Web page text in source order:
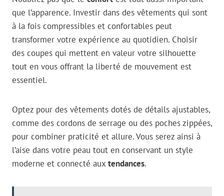
que l’apparence. Investir dans des vêtements qui sont
à la fois compressibles et confortables peut
transformer votre expérience au quotidien. Choisir
des coupes qui mettent en valeur votre silhouette
tout en vous offrant la liberté de mouvement est
essentiel.
Optez pour des vêtements dotés de détails ajustables,
comme des cordons de serrage ou des poches zippées,
pour combiner praticité et allure. Vous serez ainsi à
l’aise dans votre peau tout en conservant un style
moderne et connecté aux tendances.